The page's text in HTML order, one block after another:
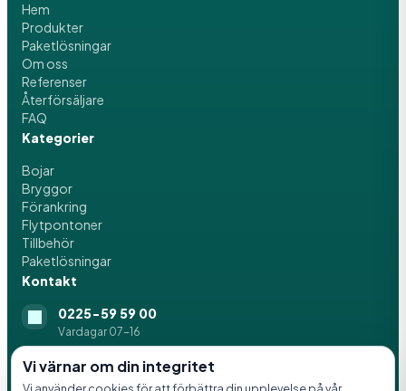
Vi värnar om din integritet
Hem
Produkter
Paketlösningar
Om oss
Referenser
Återförsäljare
FAQ
Kategorier
Bojar
Bryggor
Förankring
Flytpontoner
Tillbehör
Paketlösningar
Kontakt
0225-59 59 00
Vardagar 07-16
info@svenskaflytblock.se